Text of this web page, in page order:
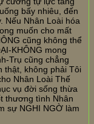
bấy nhiêu, đến
Nếu Nhân Loài hóa
muốn cho mất
cũng không thể
KHÔNG mong
Trụ cũng chẳng
thật, không phải Tôi
Nhân Loài Thế
vụ đời sống thừa
thương tình Nhân
sự NGHI NGỜ làm